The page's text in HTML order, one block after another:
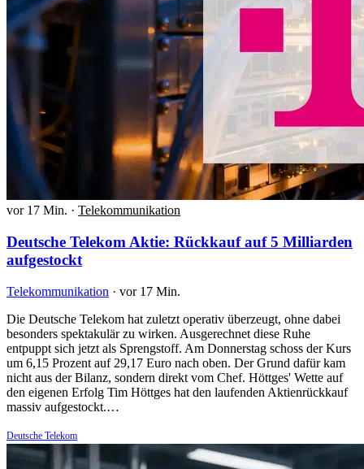
vor 17 Min. · Telekommunikation
Deutsche Telekom Aktie: Rückkauf auf 5 Milliarden
aufgestockt
Telekommunikation · vor 17 Min.
Die Deutsche Telekom hat zuletzt operativ überzeugt, ohne dabei
besonders spektakulär zu wirken. Ausgerechnet diese Ruhe
entpuppt sich jetzt als Sprengstoff. Am Donnerstag schoss der Kurs
um 6,15 Prozent auf 29,17 Euro nach oben. Der Grund dafür kam
nicht aus der Bilanz, sondern direkt vom Chef. Höttges' Wette auf
den eigenen Erfolg Tim Höttges hat den laufenden Aktienrückkauf
massiv aufgestockt.…
Deutsche Telekom